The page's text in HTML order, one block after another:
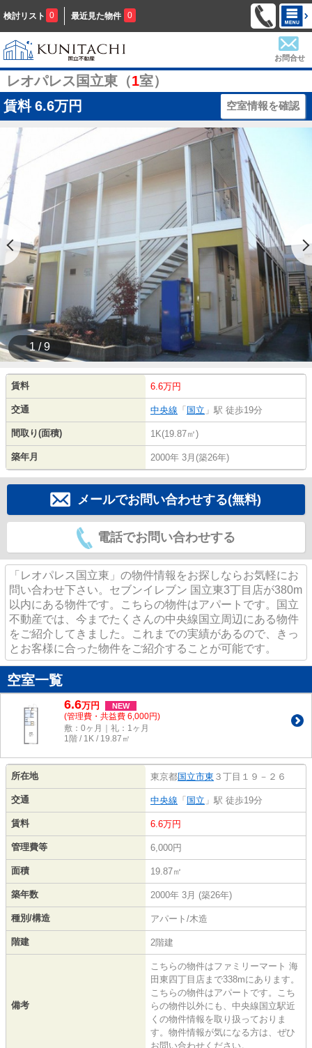
検討リスト 0 最近見た物件 0
お問合せ
レオパレス国立東（1室）
賃料 6.6万円 空室情報を確認
1 / 9
賃料 6.6万円
交通 中央線 「 国立 」駅 徒歩19分
間取り(面積) 1K(19.87㎡)
築年月 2000年 3月(築26年)
メールでお問い合わせする(無料)
電話でお問い合わせする
「レオパレス国立東」の物件情報をお探しならお気軽にお
問い合わせ下さい。セブンイレブン 国立東3丁目店が380m
以内にある物件です。こちらの物件はアパートです。国立
不動産では、今までたくさんの中央線国立周辺にある物件
をご紹介してきました。これまでの実績があるので、きっ
とお客様に合った物件をご紹介することが可能です。
空室一覧
6.6万円 NEW
(管理費・共益費 6,000円)
敷：0ヶ月｜礼：1ヶ月
1階 / 1K / 19.87㎡
所在地 東京都国立市東 ３丁目１９－２６
交通 中央線 「 国立 」駅 徒歩19分
賃料 6.6万円
管理費等 6,000円
面積 19.87㎡
築年数 2000年 3月 (築26年)
種別/構造 アパート/木造
階建 2階建
備考
こちらの物件はファミリーマート 海
田東四丁目店まで338mにあります。
こちらの物件はアパートです。こち
らの物件以外にも、中央線国立駅近
くの物件情報を取り扱っておりま
す。物件情報が気になる方は、ぜひ
お問い合わせください。